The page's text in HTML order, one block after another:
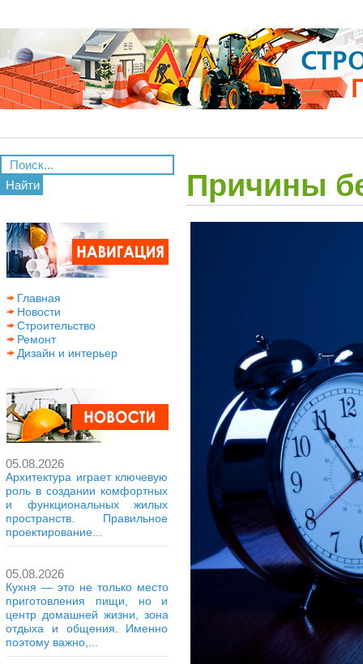
Найти
Главная
Новости
Строительство
Ремонт
Дизайн и интерьер
05.08.2026
Архитектура играет ключевую
роль в создании комфортных
и функциональных жилых
пространств. Правильное
проектирование...
05.08.2026
Кухня — это не только место
приготовления пищи, но и
центр домашней жизни, зона
отдыха и общения. Именно
поэтому важно,...
Причины